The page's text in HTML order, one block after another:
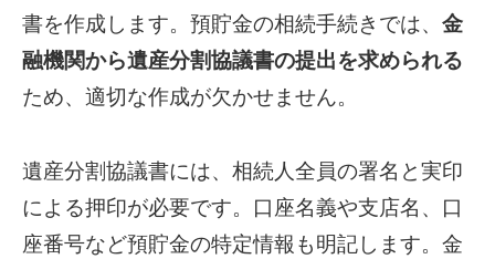
書を作成します。預貯金の相続手続きでは、 金
融機関から遺産分割協議書の提出を求められる
ため、適切な作成が欠かせません。
遺産分割協議書には、相続人全員の署名と実印
による押印が必要です。口座名義や支店名、口
座番号など預貯金の特定情報も明記します。金